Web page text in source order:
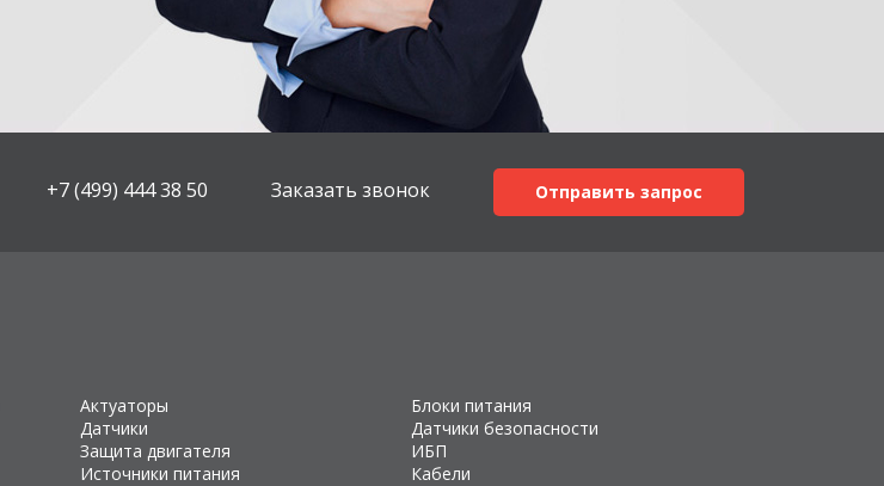
+7 (499) 444 38 50 Заказать звонок Отправить запрос
Актуаторы
Блоки питания
Датчики
Датчики безопасности
Защита двигателя
ИБП
Источники питания
Кабели